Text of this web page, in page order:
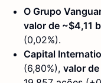
O Grupo
valor de ~$4,11
(0,02%).
Capital
(6,80%), valor